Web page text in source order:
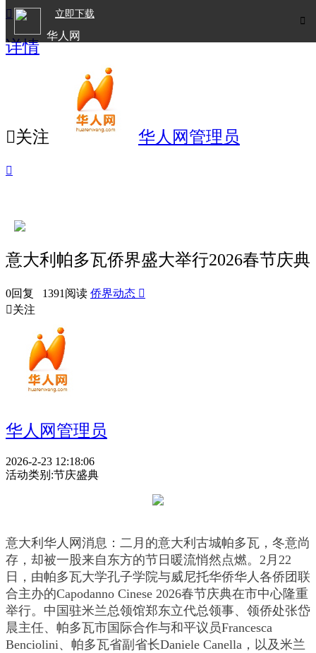

立即下载
华人网

详情
关注 华人网管理员

意大利帕多瓦侨界盛大举行2026春节庆典
0回复 1391阅读 侨界动态 
关注
华人网管理员
2026-2-23 12:18:06
活动类别:节庆盛典
意大利华人网消息：二月的意大利古城帕多瓦，冬意尚
存，却被一股来自东方的节日暖流悄然点燃。2月22
日，由帕多瓦大学孔子学院与威尼托华侨华人各侨团联
合主办的Capodanno Cinese 2026春节庆典在市中心隆重
举行。中国驻米兰总领馆郑东立代总领事、领侨处张岱
晨主任、帕多瓦市国际合作与和平议员Francesca
Benciolini、帕多瓦省副省长Daniele Canella，以及米兰